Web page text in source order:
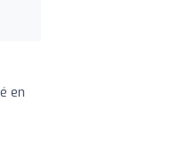
en